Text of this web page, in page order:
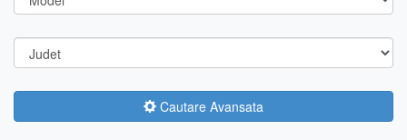
Cautare Avansata